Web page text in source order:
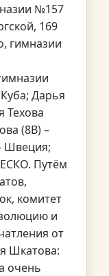
№157
169
гимназии
Дарья
Техова
(8В) –
Швеция;
Путём
комитет
и
от
Шкатова:
очень